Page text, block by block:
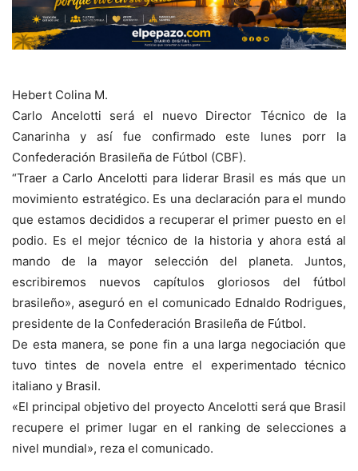
Hebert Colina M.
Carlo Ancelotti será el nuevo Director Técnico de la
Canarinha y así fue confirmado este lunes porr la
Confederación Brasileña de Fútbol (CBF).
“Traer a Carlo Ancelotti para liderar Brasil es más que un
movimiento estratégico. Es una declaración para el mundo
que estamos decididos a recuperar el primer puesto en el
podio. Es el mejor técnico de la historia y ahora está al
mando de la mayor selección del planeta. Juntos,
escribiremos nuevos capítulos gloriosos del fútbol
brasileño», aseguró en el comunicado Ednaldo Rodrigues,
presidente de la Confederación Brasileña de Fútbol.
De esta manera, se pone fin a una larga negociación que
tuvo tintes de novela entre el experimentado técnico
italiano y Brasil.
«El principal objetivo del proyecto Ancelotti será que Brasil
recupere el primer lugar en el ranking de selecciones a
nivel mundial», reza el comunicado.